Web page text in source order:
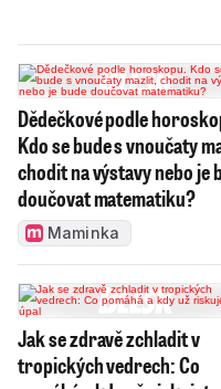
Dědečkové podle
Kdo se bude s vnoučaty
chodit na výstavy nebo je
doučovat matematiku?
Maminka
Jak se zdravě zchladit v
tropických vedrech: Co